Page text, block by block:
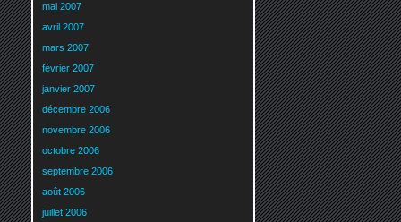
mai 2007
avril 2007
mars 2007
février 2007
janvier 2007
décembre 2006
novembre 2006
octobre 2006
septembre 2006
août 2006
juillet 2006